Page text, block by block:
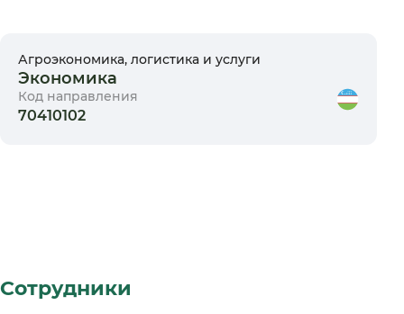
Агроэкономика, логистика и услуги
Экономика
Код направления
70410102
Сотрудники